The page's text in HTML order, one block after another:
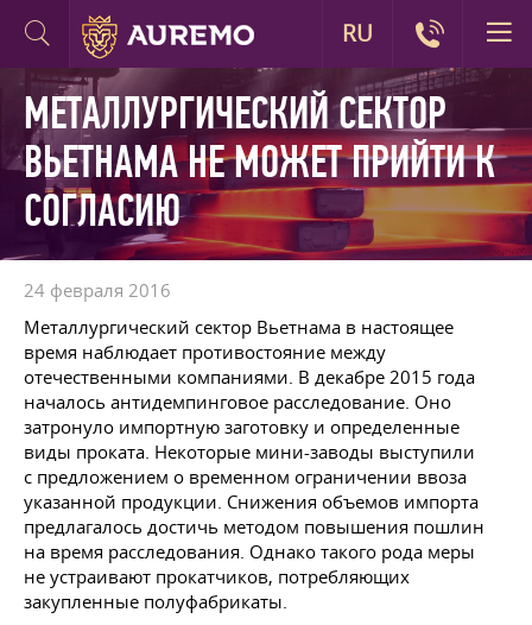
МЕТАЛЛУРГИЧЕСКИЙ СЕКТОР
ВЬЕТНАМА НЕ МОЖЕТ ПРИЙТИ К
СОГЛАСИЮ
24 февраля 2016
Металлургический сектор Вьетнама в настоящее
время наблюдает противостояние между
отечественными компаниями. В декабре 2015 года
началось антидемпинговое расследование. Оно
затронуло импортную заготовку и определенные
виды проката. Некоторые мини-заводы выступили
с предложением о временном ограничении ввоза
указанной продукции. Снижения объемов импорта
предлагалось достичь методом повышения пошлин
на время расследования. Однако такого рода меры
не устраивают прокатчиков, потребляющих
закупленные полуфабрикаты.
RU